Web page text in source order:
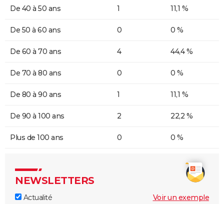
De 40 à 50 ans 1 11,1 %
De 50 à 60 ans 0 0 %
De 60 à 70 ans 4 44,4 %
De 70 à 80 ans 0 0 %
De 80 à 90 ans 1 11,1 %
De 90 à 100 ans 2 22,2 %
Plus de 100 ans 0 0 %
NEWSLETTERS
Actualité
Voir un exemple